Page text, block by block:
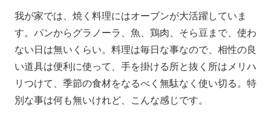
我が家では、焼く料理にはオーブンが大活躍していま
す。パンからグラノーラ、魚、鶏肉、そら豆まで、使わ
ない日は無いくらい。料理は毎日な事なので、相性の良
い道具は便利に使って、手を掛ける所と抜く所はメリハ
リつけて、季節の食材をなるべく無駄なく使い切る。特
別な事は何も無いけれど、こんな感じです。